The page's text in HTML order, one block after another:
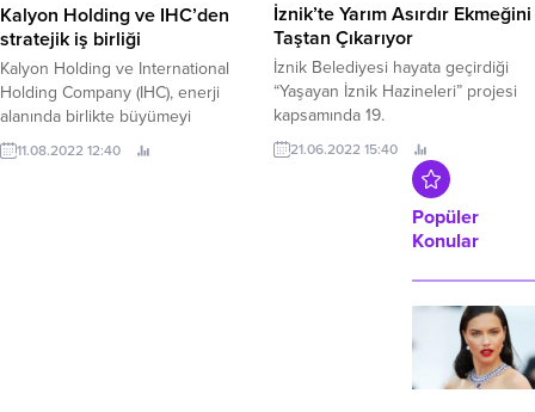
pozisyonunu daha ileri taşıyacak
adımları atacak olmanın şevk ve
gururu içerisindeyiz” dedi.
Kalyon Holding ve IHC’den
stratejik iş birliği
Kalyon Holding ve International
Holding Company (IHC), enerji
alanında birlikte büyümeyi
hedefliyor… Global ölçekli
yatırımlarıyla Türkiye’nin
11.08.2022 12:40
İznik’te Yarım Asırdır Ekmeğini
Taştan Çıkarıyor
İznik Belediyesi hayata geçirdiği
“Yaşayan İznik Hazineleri” projesi
kapsamında 19.
21.06.2022 15:40
Popüler
Konular